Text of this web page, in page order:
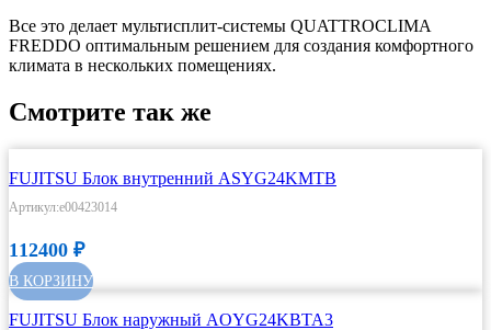
Все это делает мультисплит-системы QUATTROCLIMA
FREDDO оптимальным решением для создания комфортного
климата в нескольких помещениях.
Смотрите так же
FUJITSU Блок внутренний ASYG24KMTB
Артикул:e00423014
112400 ₽
В КОРЗИНУ
FUJITSU Блок наружный AOYG24KBTA3